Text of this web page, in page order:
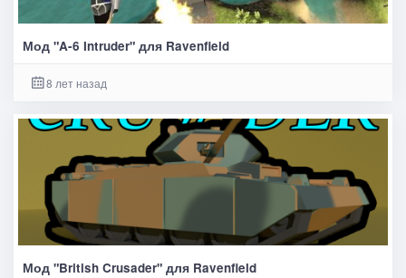
Мод "A-6 Intruder" для Ravenfield
8 лет назад
Мод "British Crusader" для Ravenfield